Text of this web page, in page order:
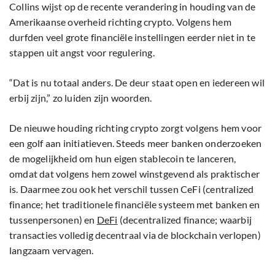
Collins wijst op de recente verandering in houding van de
Amerikaanse overheid richting crypto. Volgens hem
durfden veel grote financiële instellingen eerder niet in te
stappen uit angst voor regulering.
“Dat is nu totaal anders. De deur staat open en iedereen wil
erbij zijn,” zo luiden zijn woorden.
De nieuwe houding richting crypto zorgt volgens hem voor
een golf aan initiatieven. Steeds meer banken onderzoeken
de mogelijkheid om hun eigen stablecoin te lanceren,
omdat dat volgens hem zowel winstgevend als praktischer
is. Daarmee zou ook het verschil tussen CeFi (centralized
finance; het traditionele financiële systeem met banken en
tussenpersonen) en DeFi (decentralized finance; waarbij
transacties volledig decentraal via de blockchain verlopen)
langzaam vervagen.